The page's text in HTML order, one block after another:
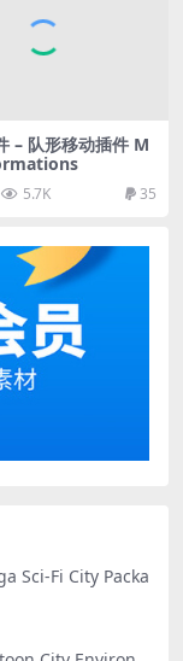
– 队形移动插件 M
5.7K 35
Sci-Fi City Packa